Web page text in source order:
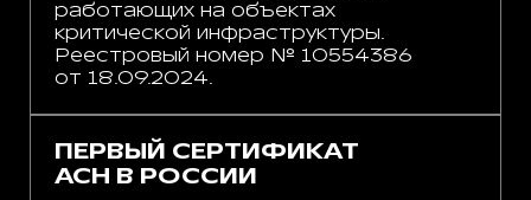
работающих на объектах
критической инфраструктуры.
Реестровый номер № 10554386
от 18.09.2024.
ПЕРВЫЙ СЕРТИФИКАТ
АСН В РОССИИ